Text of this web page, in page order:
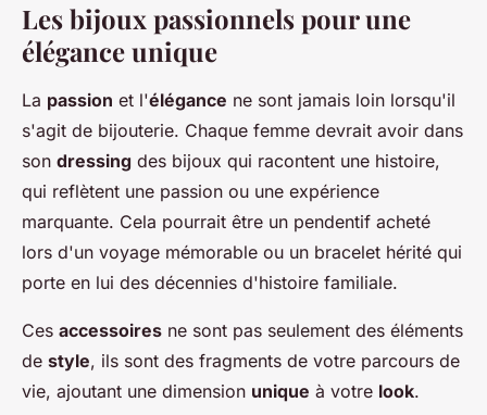
Les bijoux passionnels pour une
élégance unique
La passion et l'élégance ne sont jamais loin lorsqu'il
s'agit de bijouterie. Chaque femme devrait avoir dans
son dressing des bijoux qui racontent une histoire,
qui reflètent une passion ou une expérience
marquante. Cela pourrait être un pendentif acheté
lors d'un voyage mémorable ou un bracelet hérité qui
porte en lui des décennies d'histoire familiale.
Ces accessoires ne sont pas seulement des éléments
de style, ils sont des fragments de votre parcours de
vie, ajoutant une dimension unique à votre look.